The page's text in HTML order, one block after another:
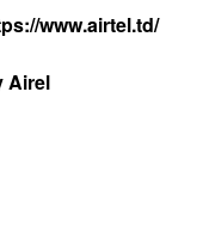
www.airtel.td/
Airel